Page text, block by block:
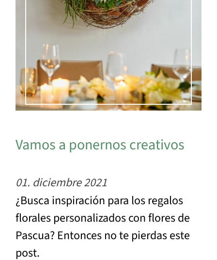
Vamos a ponernos creativos
01. diciembre 2021
¿Busca inspiración para los regalos
florales personalizados con flores de
Pascua? Entonces no te pierdas este
post.